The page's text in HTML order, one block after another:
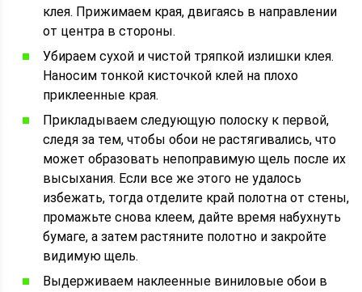
клея. Прижимаем края, двигаясь в направлении
от центра в стороны.
Убираем сухой и чистой тряпкой излишки клея.
Наносим тонкой кисточкой клей на плохо
приклеенные края.
Прикладываем следующую полоску к первой,
следя за тем, чтобы обои не растягивались, что
может образовать непоправимую щель после их
высыхания. Если все же этого не удалось
избежать, тогда отделите край полотна от стены,
промажьте снова клеем, дайте время набухнуть
бумаге, а затем растяните полотно и закройте
видимую щель.
Выдерживаем наклеенные виниловые обои в